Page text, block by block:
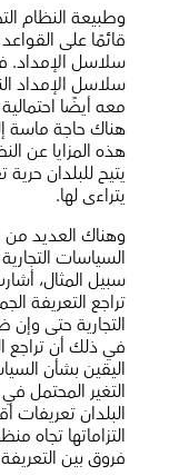
وطبيعة النظام
قائمًا على
سلاسل الإمداد.
سلاسل الإمداد
معه أيضًا
هناك حاجة ماسة
هذه المزايا عن
يتيح للبلدان
يتراءى لها.
وهناك العديد من
السياسات
سبيل المثال،
تراجع التعريفة
التجارية حتى
في ذلك أن تراجع
اليقين بشأن
التغير المحتمل
البلدان
التزاماتها تجاه
فروق بين